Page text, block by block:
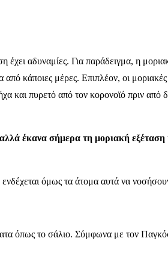
αδυναμίες. Για παράδειγμα, η
κάποιες μέρες. Επιπλέον, οι μοριακές
και πυρετό από τον κορονοϊό πριν από
έκανα σήμερα τη μοριακή
όμως τα άτομα αυτά να
όπως το σάλιο. Σύμφωνα με τον